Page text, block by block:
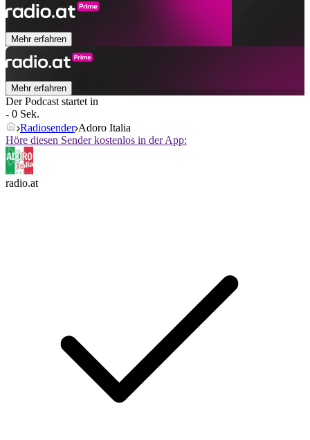
Mehr erfahren
Mehr erfahren
Der Podcast startet in
- 0 Sek.
Radiosender Adoro Italia
Höre diesen Sender kostenlos in der App:
radio.at